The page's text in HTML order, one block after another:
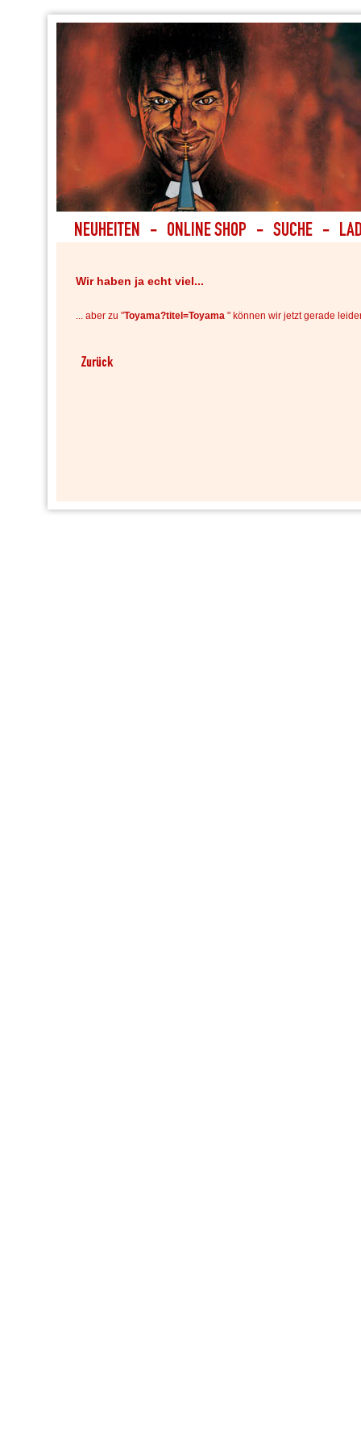
Wir haben ja echt viel...
... aber zu "Toyama?titel=Toyama " können wir jetzt gerade